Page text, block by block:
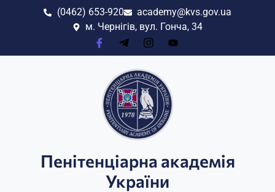
(0462) 653-920
academy@kvs.gov.ua
м. Чернігів, вул. Гонча, 34
Пенітенціарна академія
України